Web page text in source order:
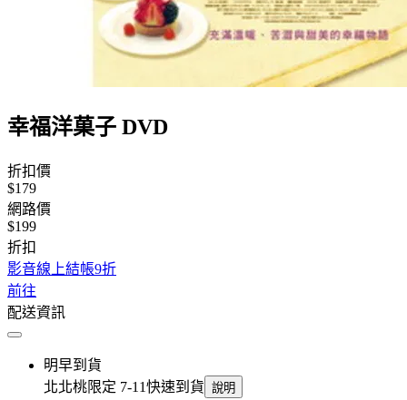
幸福洋菓子 DVD
折扣價
$179
網路價
$199
折扣
影音線上結帳9折
前往
配送資訊
明早到貨
北北桃限定 7-11快速到貨 說明